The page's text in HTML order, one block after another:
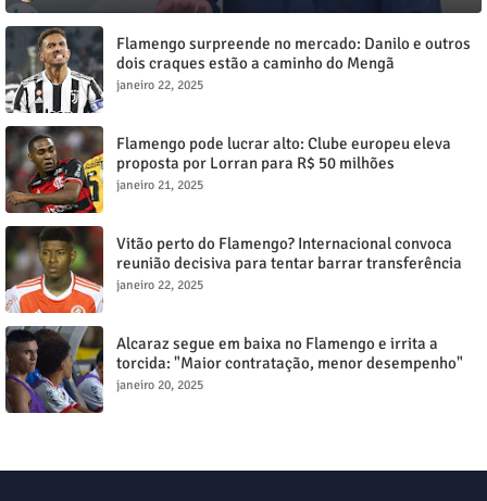
Flamengo surpreende no mercado: Danilo e outros
dois craques estão a caminho do Mengã
janeiro 22, 2025
Flamengo pode lucrar alto: Clube europeu eleva
proposta por Lorran para R$ 50 milhões
janeiro 21, 2025
Vitão perto do Flamengo? Internacional convoca
reunião decisiva para tentar barrar transferência
milionária
janeiro 22, 2025
Alcaraz segue em baixa no Flamengo e irrita a
torcida: "Maior contratação, menor desempenho"
janeiro 20, 2025